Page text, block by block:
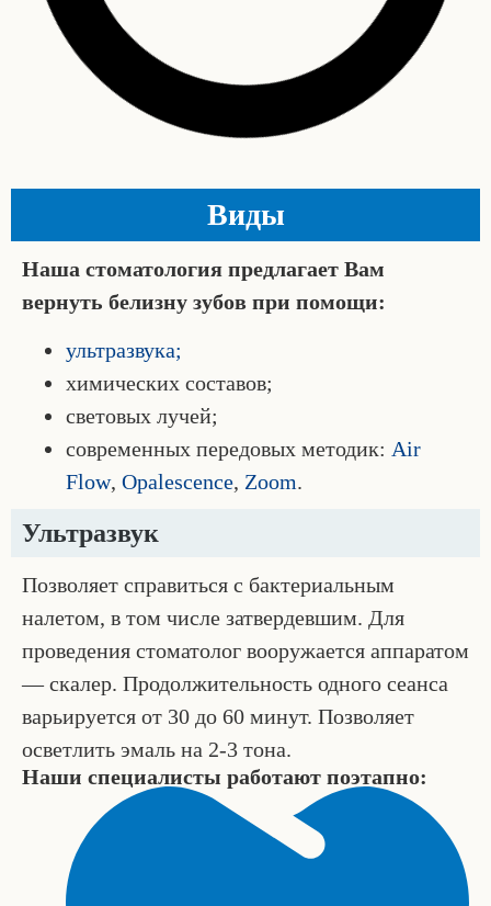
Виды
Наша стоматология предлагает Вам
вернуть белизну зубов при помощи:
ультразвука;
химических составов;
световых лучей;
современных передовых методик: Air
Flow, Opalescence, Zoom.
Ультразвук
Позволяет справиться с бактериальным
налетом, в том числе затвердевшим. Для
проведения стоматолог вооружается аппаратом
— скалер. Продолжительность одного сеанса
варьируется от 30 до 60 минут. Позволяет
осветлить эмаль на 2-3 тона.
Наши специалисты работают поэтапно: